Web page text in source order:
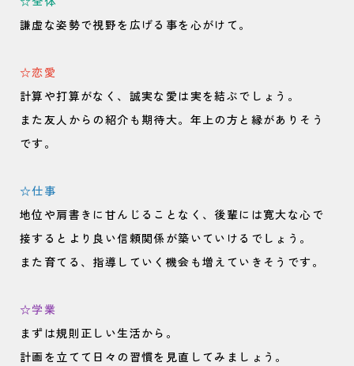
謙虚な姿勢で視野を広げる事を心がけて。
☆恋愛
計算や打算がなく、誠実な愛は実を結ぶでしょう。
また友人からの紹介も期待大。年上の方と縁がありそう
です。
☆仕事
地位や肩書きに甘んじることなく、後輩には寛大な心で
接するとより良い信頼関係が築いていけるでしょう。
また育てる、指導していく機会も増えていきそうです。
☆学業
まずは規則正しい生活から。
計画を立てて日々の習慣を見直してみましょう。